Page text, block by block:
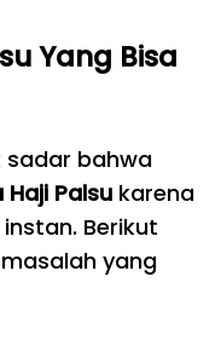
Yang Bisa
sadar bahwa
Haji Palsu karena
Berikut
yang